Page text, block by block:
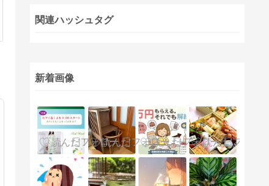
関連ハッシュタグ
新着画像